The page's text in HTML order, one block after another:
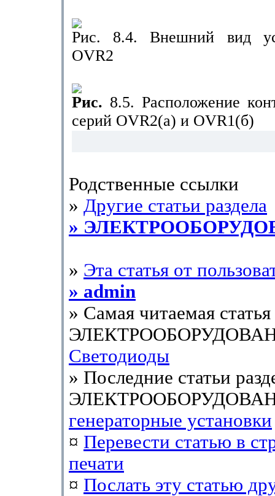
Рис. 8.4. Внешний вид
OVR2
Рис. 8.5. Расположение
cepий OVR2(a) и OVR1(б)
Родственные ссылки
» Другие статьи раздела
»
» Эта статья от
» admin
» Самая читаемая статья
Светодиоды
» Последние статьи
генераторные установки
¤ Перевести статью в
печати
¤ Послать эту cтатью